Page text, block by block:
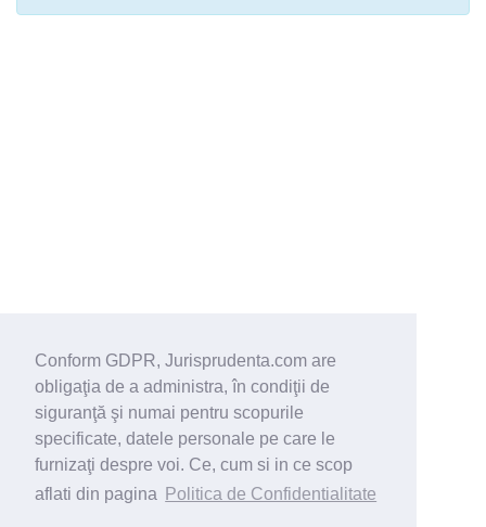
Conform GDPR, Jurisprudenta.com are
obligaţia de a administra, în condiţii de
siguranţă şi numai pentru scopurile
specificate, datele personale pe care le
furnizaţi despre voi. Ce, cum si in ce scop
aflati din pagina
Politica de Confidentialitate